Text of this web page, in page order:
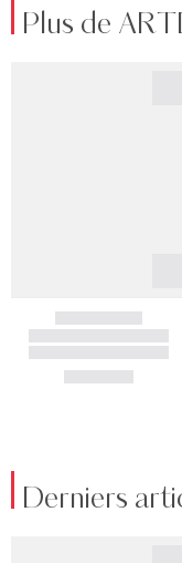
Plus de
Derniers